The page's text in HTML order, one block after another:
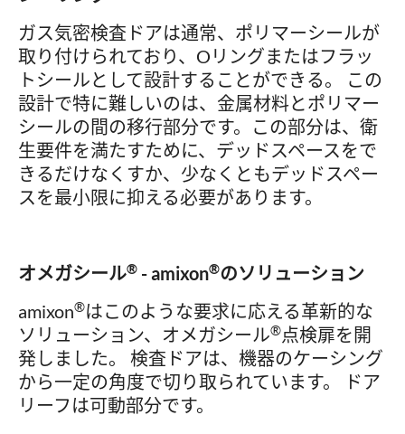
ガス気密検査ドアは通常、ポリマーシールが
取り付けられており、Oリングまたはフラッ
トシールとして設計することができる。 この
設計で特に難しいのは、金属材料とポリマー
シールの間の移行部分です。この部分は、衛
生要件を満たすために、デッドスペースをで
きるだけなくすか、少なくともデッドスペー
スを最小限に抑える必要があります。
オメガシール® - amixon®のソリューション
amixon®はこのような要求に応える革新的な
ソリューション、オメガシール®点検扉を開
発しました。 検査ドアは、機器のケーシング
から一定の角度で切り取られています。 ドア
リーフは可動部分です。